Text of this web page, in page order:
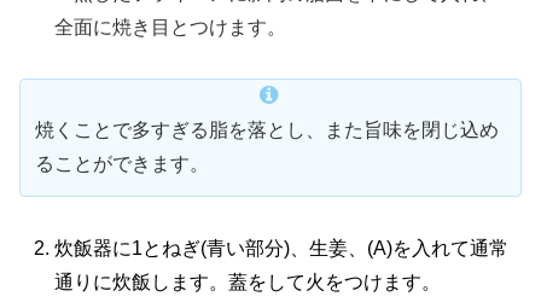
全面に焼き目とつけます。
焼くことで多すぎる脂を落とし、また旨味を閉じ込め
ることができます。
炊飯器に1とねぎ(青い部分)、生姜、(A)を入れて通常
通りに炊飯します。蓋をして火をつけます。